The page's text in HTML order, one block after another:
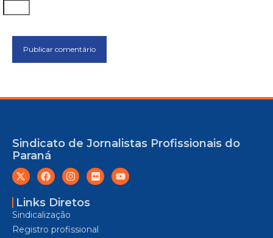
Sindicato de Jornalistas Profissionais do
Paraná
Links Diretos
Sindicalização
Registro profissional